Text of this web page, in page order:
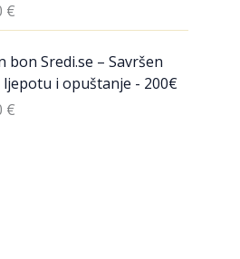
€
bon Sredi.se – Savršen
ljepotu i opuštanje - 200€
€